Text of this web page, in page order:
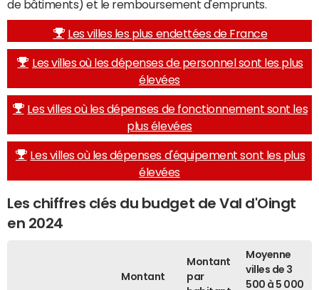
de bâtiments) et le remboursement d'emprunts.
Les villes les plus endettées de France
Les villes où les dépenses de personnel sont les plus
élevées
Les villes où les dépenses de fonctionnement sont les
plus élevées
Les villes où les dépenses d'équipement sont les plus
élevées
Les chiffres clés du budget de Val d'Oingt
en 2024
Montant
Montant
par
Moyenne
villes de 3
500 à 5 000